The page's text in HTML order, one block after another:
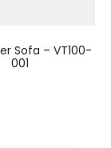
Sofa – VT100-
001